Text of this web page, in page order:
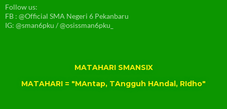
Follow us:
FB : @Official SMA Negeri 6 Pekanbaru
IG: @sman6pku / @osissman6pku_
MATAHARI SMANSIX
MATAHARI = "MAntap, TAngguh HAndal, RIdho"